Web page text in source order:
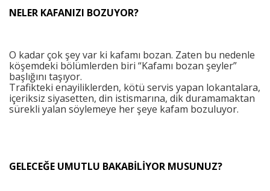
NELER KAFANIZI BOZUYOR?
O kadar çok şey var ki kafamı bozan. Zaten bu nedenle
köşemdeki bölümlerden biri “Kafamı bozan şeyler”
başlığını taşıyor.
Trafikteki enayiliklerden, kötü servis yapan lokantalara,
içeriksiz siyasetten, din istismarına, dik duramamaktan
sürekli yalan söylemeye her şeye kafam bozuluyor.
GELECEĞE UMUTLU BAKABİLİYOR MUSUNUZ?